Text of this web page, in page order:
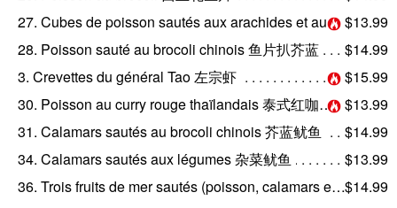
27. Cubes de poisson sautés aux arachides et au chili 香辣鱼丁$13.99
28. Poisson sauté au brocoli chinois 鱼片扒芥蓝
$14.99
3. Crevettes du général Tao 左宗虾
$15.99
30. Poisson au curry rouge thaïlandais 泰式红咖喱鱼片 $13.99
31. Calamars sautés au brocoli chinois 芥蓝鱿鱼
$14.99
34. Calamars sautés aux légumes 杂菜鱿鱼
$13.99
36. Trois fruits de mer sautés (poisson, calamars et crevettes) 海鲜三$14.99